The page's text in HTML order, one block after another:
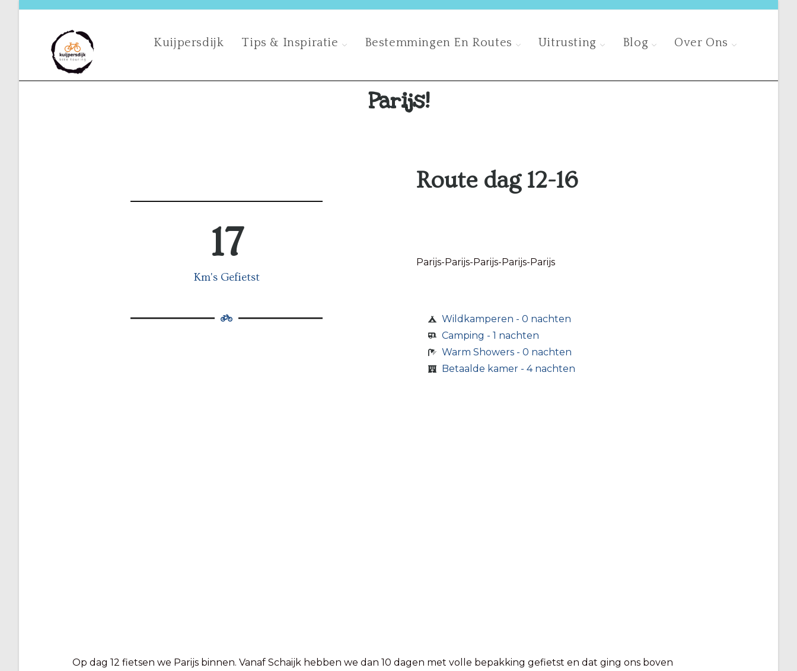
Kuijpersdijk Tips & Inspiratie Bestemmingen En Routes Uitrusting Blog Over Ons
Parijs!
Km's Gefietst
17
Route dag 12-16
Parijs-Parijs-Parijs-Parijs-Parijs
Wildkamperen - 0 nachten
Camping - 1 nachten
Warm Showers - 0 nachten
Betaalde kamer - 4 nachten
Op dag 12 fietsen we Parijs binnen. Vanaf Schaijk hebben we dan 10 dagen met volle bepakking gefietst en dat ging ons boven